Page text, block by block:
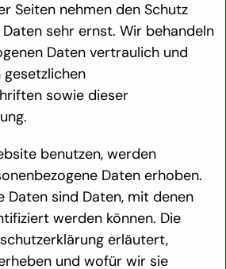
Seiten nehmen den Schutz
sehr ernst. Wir behandeln
Daten vertraulich und
sowie dieser
benutzen, werden
Daten erhoben.
Daten sind Daten, mit denen
werden können. Die
erläutert,
und wofür wir sie